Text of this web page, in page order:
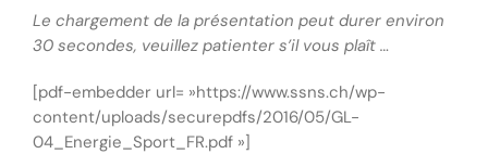
Le chargement de la présentation peut durer environ
30 secondes, veuillez patienter s’il vous plaît …
[pdf-embedder url= »https://www.ssns.ch/wp-
content/uploads/securepdfs/2016/05/GL-
04_Energie_Sport_FR.pdf »]